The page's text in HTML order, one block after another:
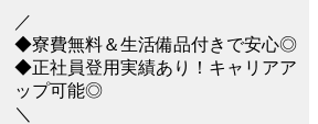
／
◆寮費無料＆生活備品付きで安心◎
◆正社員登用実績あり！キャリアア
ップ可能◎
＼